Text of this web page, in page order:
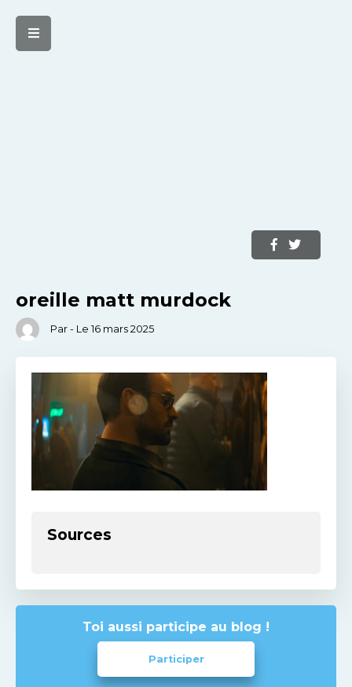
oreille matt murdock
Par - Le 16 mars 2025
Sources
Toi aussi participe au blog !
Participer